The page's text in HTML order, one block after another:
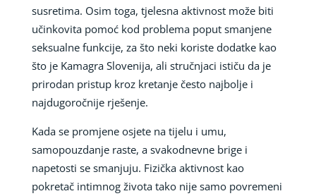
susretima. Osim toga, tjelesna aktivnost može biti
učinkovita pomoć kod problema poput smanjene
seksualne funkcije, za što neki koriste dodatke kao
što je Kamagra Slovenija, ali stručnjaci ističu da je
prirodan pristup kroz kretanje često najbolje i
najdugoročnije rješenje.
Kada se promjene osjete na tijelu i umu,
samopouzdanje raste, a svakodnevne brige i
napetosti se smanjuju. Fizička aktivnost kao
pokretač intimnog života tako nije samo povremeni